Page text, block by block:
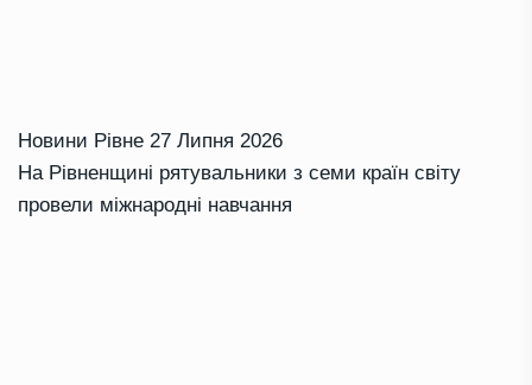
Новини Рівне 27 Липня 2026
На Рівненщині рятувальники з семи країн світу
провели міжнародні навчання